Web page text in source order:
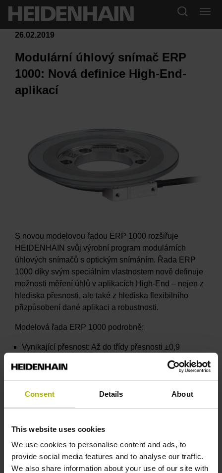
Consent Details About
This website uses cookies
We use cookies to personalise content and ads, to
provide social media features and to analyse our traffic.
We also share information about your use of our site with
26.02.2019
Modulární úhlový snímač ERP
1000: Nová definice High-End-
aplikací
S novou modelovou řadou ERP 1000 rozšiřuje
HEIDENHAIN svůj výrobní program modulárních
úhlových snímačů s optickým snímáním. Řada ERP
1000 díky svým speciálním vlastnostem nově definuje
možnosti měření úhlů v aplikacích High-End – nejen z
hlediska přesnosti, ale také z hlediska flexibilního
přizpůsobení dané aplikaci a robustnosti.
Modelová řada ERP 1000 podrobně:
Vynikající přesnost: Až do třídy přesnosti ±0,9
Trvale stabilní naměřené hodnoty: První použití
senzoru pro měření úhlu
±0,02 úhlové sekundy, polohový šum RMS až 0,002
Pro vysoce dynamické aplikace: Velmi vysoké
otáčky až 2600 ot/min